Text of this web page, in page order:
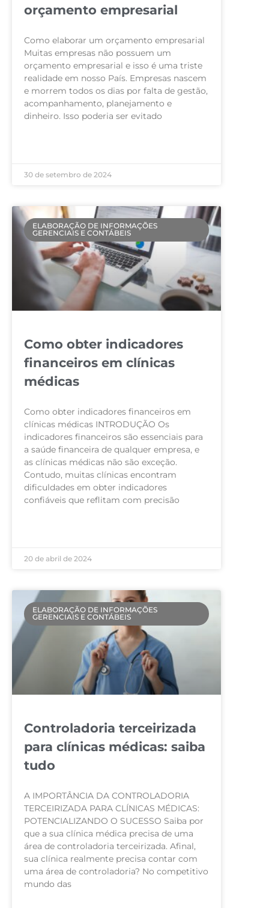
orçamento empresarial
Como elaborar um orçamento empresarial
Muitas empresas não possuem um
orçamento empresarial e isso é uma triste
realidade em nosso País. Empresas nascem
e morrem todos os dias por falta de gestão,
acompanhamento, planejamento e
dinheiro. Isso poderia ser evitado
30 de setembro de 2024
ELABORAÇÃO DE INFORMAÇÕES
GERENCIAIS E CONTÁBEIS
Como obter indicadores
financeiros em clínicas
médicas
Como obter indicadores financeiros em
clínicas médicas INTRODUÇÃO Os
indicadores financeiros são essenciais para
a saúde financeira de qualquer empresa, e
as clínicas médicas não são exceção.
Contudo, muitas clínicas encontram
dificuldades em obter indicadores
confiáveis que reflitam com precisão
20 de abril de 2024
ELABORAÇÃO DE INFORMAÇÕES
GERENCIAIS E CONTÁBEIS
Controladoria terceirizada
para clínicas médicas: saiba
tudo
A IMPORTÂNCIA DA CONTROLADORIA
TERCEIRIZADA PARA CLÍNICAS MÉDICAS:
POTENCIALIZANDO O SUCESSO Saiba por
que a sua clínica médica precisa de uma
área de controladoria terceirizada. Afinal,
sua clínica realmente precisa contar com
uma área de controladoria? No competitivo
mundo das